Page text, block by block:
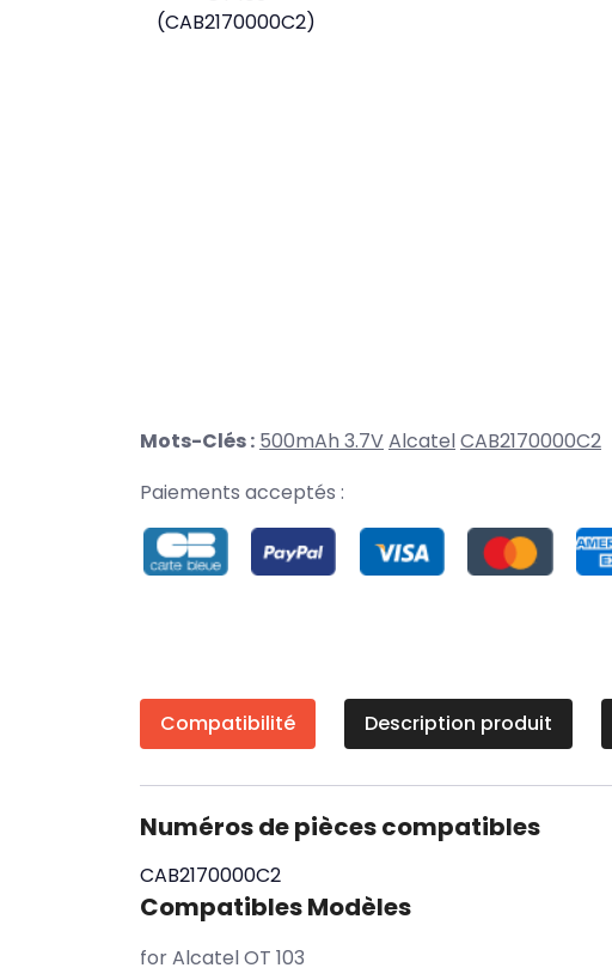
Mots-Clés : 500mAh 3.7VAlcatelCAB2170000C2
Paiements acceptés :
Compatibilité Description produit
Numéros de pièces compatibles
CAB2170000C2
Compatibles Modèles
for Alcatel OT 103